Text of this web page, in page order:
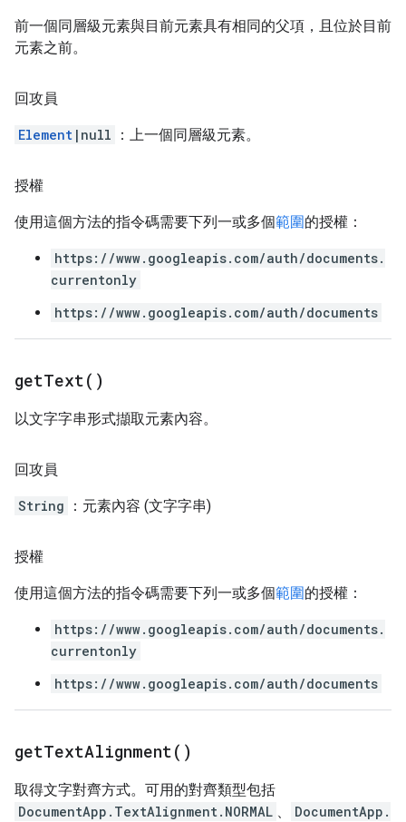
前一個同層級元素與目前元素具有相同的父項，且位於目前
元素之前。
回攻員
Element |null ：上一個同層級元素。
授權
使用這個方法的指令碼需要下列一或多個範圍的授權：
https://www.googleapis.com/auth/documents.
currentonly
https://www.googleapis.com/auth/documents
getText( )
以文字字串形式擷取元素內容。
回攻員
String ：元素內容 (文字字串)
授權
使用這個方法的指令碼需要下列一或多個範圍的授權：
https://www.googleapis.com/auth/documents.
currentonly
https://www.googleapis.com/auth/documents
getTextAlignment( )
取得文字對齊方式。可用的對齊類型包括
DocumentApp.TextAlignment.NORMAL 、
DocumentApp.